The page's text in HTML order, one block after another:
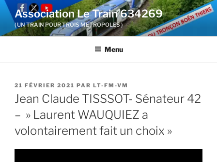
Aller
contenu
Association Le Train 634269
( UN TRAIN POUR TROIS METROPOLES )
Menu
PUBLIÉ
LE
21 FÉVRIER 2021 PAR LT-FM-VM
Jean Claude TISSSOT- Sénateur 42
– » Laurent WAUQUIEZ a
volontairement fait un choix »